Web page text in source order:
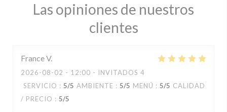
Las opiniones de nuestros
clientes
FranceV
2026-08-02 - 12:00 - INVITADOS 4
SERVICIO : 5/5 AMBIENTE : 5/5 MENÚ : 5/5 CALIDAD
/ PRECIO : 5/5